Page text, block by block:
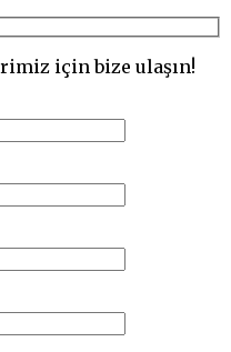
için bize ulaşın!